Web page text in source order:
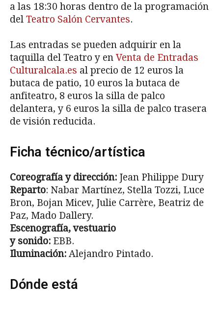
a las 18:30 horas dentro de la programación
del Teatro Salón Cervantes.
Las entradas se pueden adquirir en la
taquilla del Teatro y enVenta de Entradas
Culturalcala.es al precio de 12 euros la
butaca de patio, 10 euros la butaca de
anfiteatro, 8 euros la silla de palco
delantera, y 6 euros la silla de palco trasera
de visión reducida.
Ficha técnico/artística
Coreografía y dirección: Jean Philippe Dury
Reparto: Nabar Martínez, Stella Tozzi, Luce
Bron, Bojan Micev, Julie Carrère, Beatriz de
Paz, Mado Dallery.
Escenografía, vestuario
y sonido: EBB.
Iluminación: Alejandro Pintado.
Dónde está